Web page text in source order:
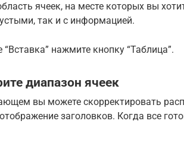
ячеек, на месте которых вы
так и с информацией.
“Вставка” нажмите кнопку “Таблица”.
диапазон ячеек
вы можете скорректировать
заголовков. Когда все